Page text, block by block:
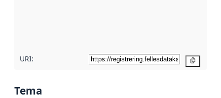
URI:
Tema